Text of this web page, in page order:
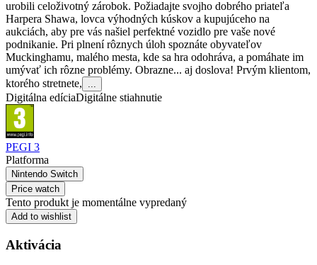
urobili celoživotný zárobok. Požiadajte svojho dobrého priateľa
Harpera Shawa, lovca výhodných kúskov a kupujúceho na
aukciách, aby pre vás našiel perfektné vozidlo pre vaše nové
podnikanie. Pri plnení rôznych úloh spoznáte obyvateľov
Muckinghamu, malého mesta, kde sa hra odohráva, a pomáhate im
umývať ich rôzne problémy. Obrazne... aj doslova! Prvým klientom,
ktorého stretnete,
Digitálna edíciaDigitálne stiahnutie
PEGI 3
Platforma
Nintendo Switch
Price watch
Tento produkt je momentálne vypredaný
Add to wishlist
Aktivácia